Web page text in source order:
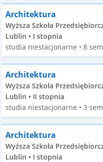
Architektura
Wyższa Szkoła
Lublin • I stopnia
studia niestacjonarne • 8
Architektura
Wyższa Szkoła
Lublin • II stopnia
studia niestacjonarne • 3
Architektura
Wyższa Szkoła
Lublin • I stopnia